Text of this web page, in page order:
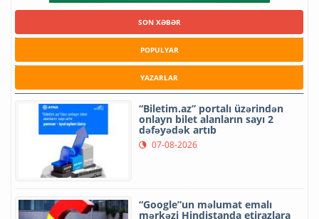
SON XƏBƏR
POPULYAR
YAZARLAR
“Biletim.az” portalı üzərindən
onlayn bilet alanların sayı 2
dəfəyədək artıb
07-08-2026
“Google”un məlumat emalı
mərkəzi Hindistanda etirazlara